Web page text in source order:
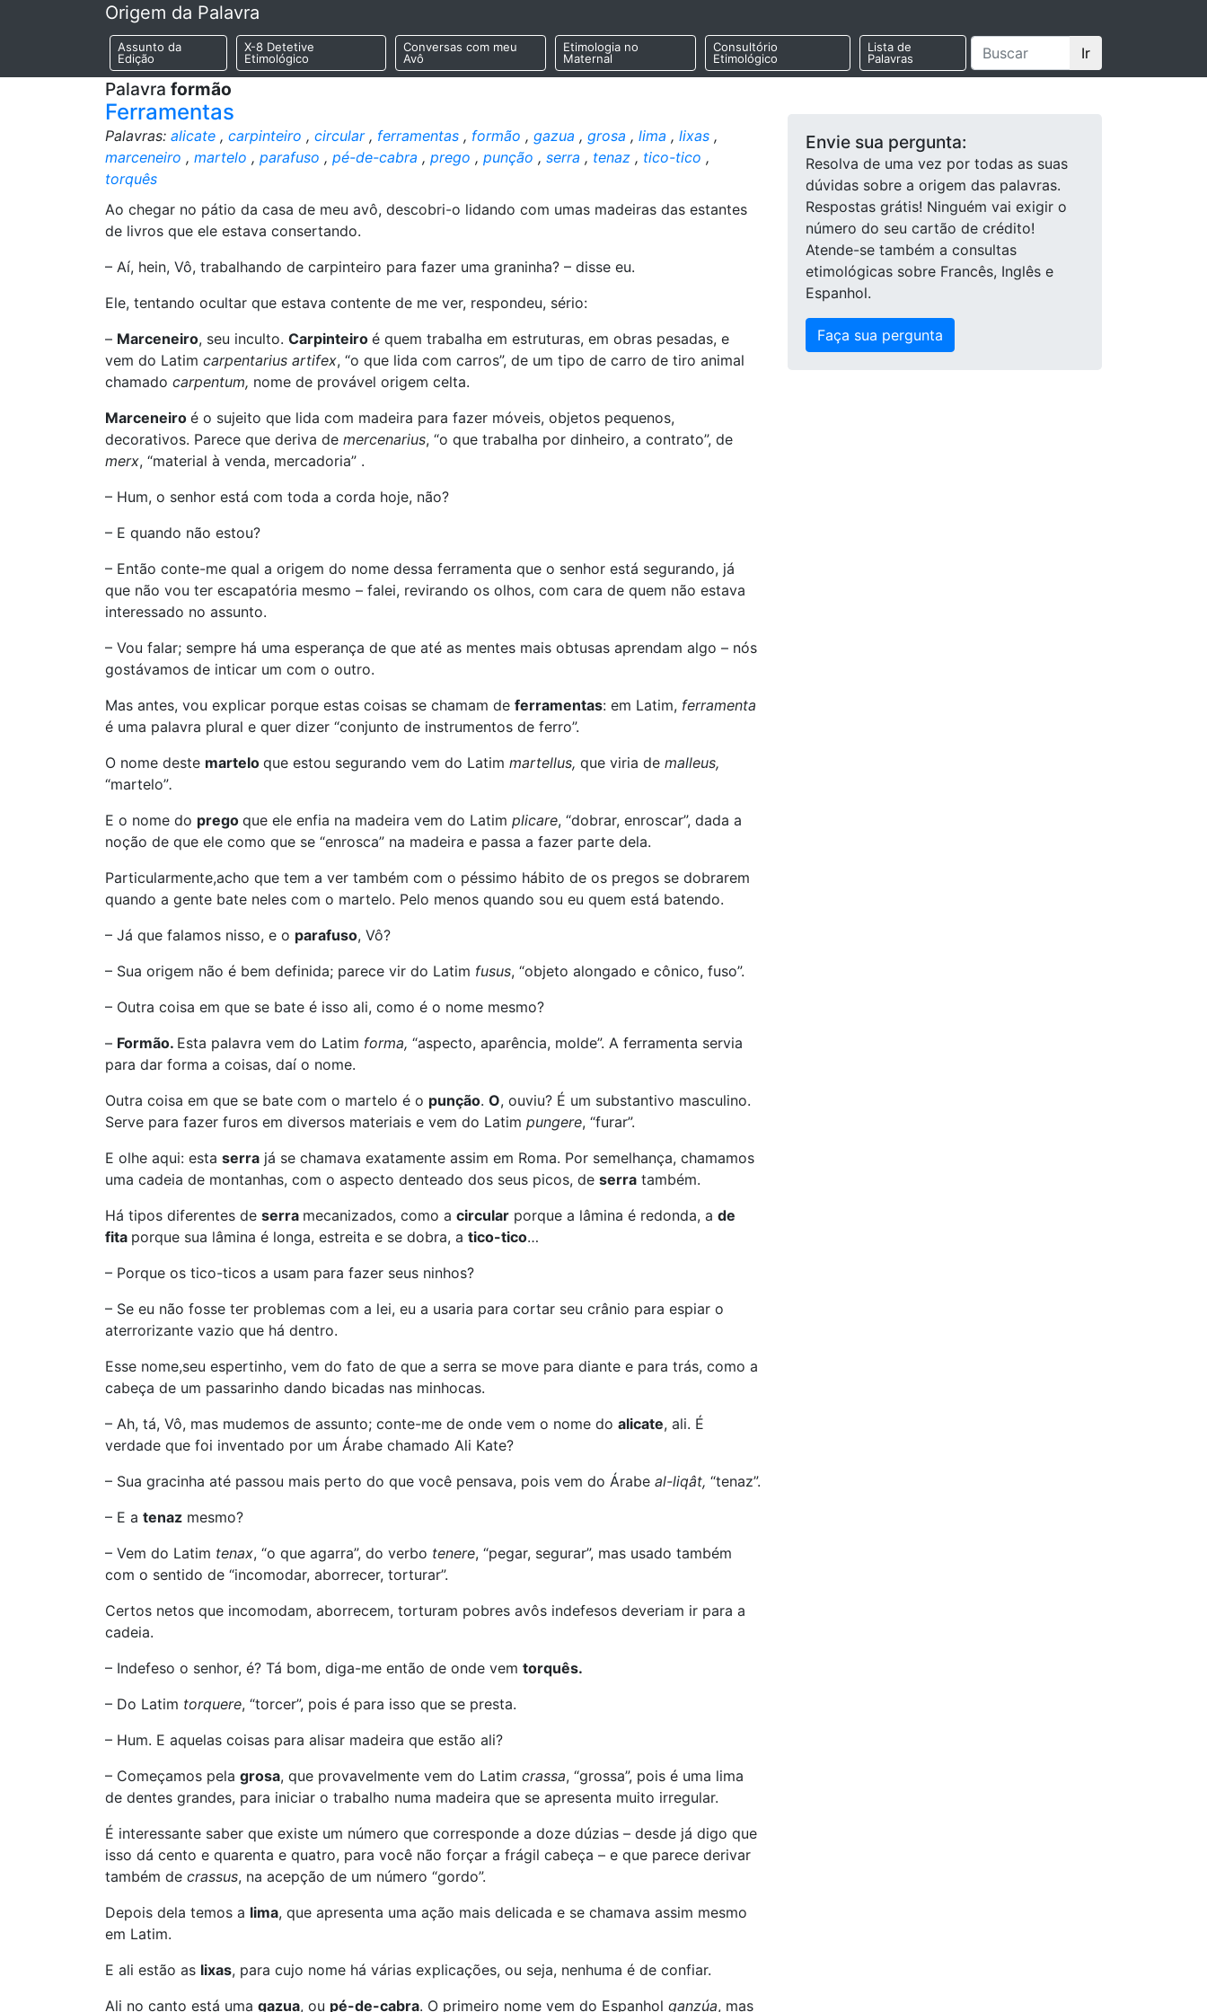
Origem da Palavra
Assunto da
Edição
X-8 Detetive
Etimológico
Conversas com meu
Avô
Etimologia no
Maternal
Consultório
Etimológico
Lista de
Palavras
Ir
Palavra formão
Ferramentas
Palavras: alicate , carpinteiro , circular, ferramentas , formão , gazua , grosa , lima , lixas ,
marceneiro , martelo , parafuso , pé-de-cabra , prego , punção , serra , tenaz , tico-tico ,
torquês
Ao chegar no pátio da casa de meu avô, descobri-o lidando com umas madeiras das estantes
de livros que ele estava consertando.
– Aí, hein, Vô, trabalhando de carpinteiro para fazer uma graninha? – disse eu.
Ele, tentando ocultar que estava contente de me ver, respondeu, sério:
– Marceneiro, seu inculto. Carpinteiro é quem trabalha em estruturas, em obras pesadas, e
vem do Latim carpentarius artifex, “o que lida com carros”, de um tipo de carro de tiro animal
chamado carpentum, nome de provável origem celta.
Marceneiro é o sujeito que lida com madeira para fazer móveis, objetos pequenos,
decorativos. Parece que deriva de mercenarius, “o que trabalha por dinheiro, a contrato”, de
merx, “material à venda, mercadoria” .
– Hum, o senhor está com toda a corda hoje, não?
– E quando não estou?
– Então conte-me qual a origem do nome dessa ferramenta que o senhor está segurando, já
que não vou ter escapatória mesmo – falei, revirando os olhos, com cara de quem não estava
interessado no assunto.
– Vou falar; sempre há uma esperança de que até as mentes mais obtusas aprendam algo – nós
gostávamos de inticar um com o outro.
Mas antes, vou explicar porque estas coisas se chamam de ferramentas: em Latim, ferramenta
é uma palavra plural e quer dizer “conjunto de instrumentos de ferro”.
O nome deste martelo que estou segurando vem do Latim martellus, que viria de malleus,
“martelo”.
E o nome do prego que ele enfia na madeira vem do Latim plicare, “dobrar, enroscar”, dada a
noção de que ele como que se “enrosca” na madeira e passa a fazer parte dela.
Particularmente,acho que tem a ver também com o péssimo hábito de os pregos se dobrarem
quando a gente bate neles com o martelo. Pelo menos quando sou eu quem está batendo.
– Já que falamos nisso, e o parafuso, Vô?
– Sua origem não é bem definida; parece vir do Latim fusus, “objeto alongado e cônico, fuso”.
– Outra coisa em que se bate é isso ali, como é o nome mesmo?
– Formão. Esta palavra vem do Latim forma, “aspecto, aparência, molde”. A ferramenta servia
para dar forma a coisas, daí o nome.
Outra coisa em que se bate com o martelo é o punção. O, ouviu? É um substantivo masculino.
Serve para fazer furos em diversos materiais e vem do Latim pungere, “furar”.
E olhe aqui: esta serra já se chamava exatamente assim em Roma. Por semelhança, chamamos
uma cadeia de montanhas, com o aspecto denteado dos seus picos, de serra também.
Há tipos diferentes de serra mecanizados, como a circular porque a lâmina é redonda, a de
fita porque sua lâmina é longa, estreita e se dobra, a tico-tico…
– Porque os tico-ticos a usam para fazer seus ninhos?
– Se eu não fosse ter problemas com a lei, eu a usaria para cortar seu crânio para espiar o
aterrorizante vazio que há dentro.
Esse nome,seu espertinho, vem do fato de que a serra se move para diante e para trás, como a
cabeça de um passarinho dando bicadas nas minhocas.
– Ah, tá, Vô, mas mudemos de assunto; conte-me de onde vem o nome do alicate, ali. É
verdade que foi inventado por um Árabe chamado Ali Kate?
– Sua gracinha até passou mais perto do que você pensava, pois vem do Árabe al-liqât, “tenaz”.
– E a tenaz mesmo?
– Vem do Latim tenax, “o que agarra”, do verbo tenere, “pegar, segurar”, mas usado também
com o sentido de “incomodar, aborrecer, torturar”.
Certos netos que incomodam, aborrecem, torturam pobres avôs indefesos deveriam ir para a
cadeia.
– Indefeso o senhor, é? Tá bom, diga-me então de onde vem torquês.
– Do Latim torquere, “torcer”, pois é para isso que se presta.
– Hum. E aquelas coisas para alisar madeira que estão ali?
– Começamos pela grosa, que provavelmente vem do Latim crassa, “grossa”, pois é uma lima
de dentes grandes, para iniciar o trabalho numa madeira que se apresenta muito irregular.
É interessante saber que existe um número que corresponde a doze dúzias – desde já digo que
isso dá cento e quarenta e quatro, para você não forçar a frágil cabeça – e que parece derivar
também de crassus, na acepção de um número “gordo”.
Depois dela temos a lima, que apresenta uma ação mais delicada e se chamava assim mesmo
em Latim.
E ali estão as lixas, para cujo nome há várias explicações, ou seja, nenhuma é de confiar.
Ali no canto está uma gazua, ou pé-de-cabra. O primeiro nome vem do Espanhol ganzúa, mas
Envie sua pergunta:
Resolva de uma vez por todas as suas
dúvidas sobre a origem das palavras.
Respostas grátis! Ninguém vai exigir o
número do seu cartão de crédito!
Atende-se também a consultas
etimológicas sobre Francês, Inglês e
Espanhol.
Faça sua pergunta